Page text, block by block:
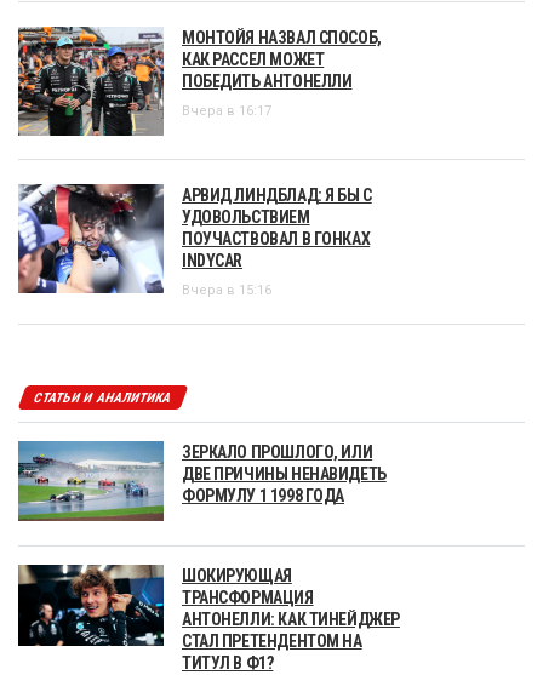
МОНТОЙЯ НАЗВАЛ СПОСОБ,
КАК РАССЕЛ МОЖЕТ
ПОБЕДИТЬ АНТОНЕЛЛИ
Вчера в 16:17
АРВИД ЛИНДБЛАД: Я БЫ С
УДОВОЛЬСТВИЕМ
ПОУЧАСТВОВАЛ В ГОНКАХ
INDYCAR
Вчера в 15:16
СТАТЬИ И АНАЛИТИКА
ЗЕРКАЛО ПРОШЛОГО, ИЛИ
ДВЕ ПРИЧИНЫ НЕНАВИДЕТЬ
ФОРМУЛУ 1 1998 ГОДА
ШОКИРУЮЩАЯ
ТРАНСФОРМАЦИЯ
АНТОНЕЛЛИ: КАК ТИНЕЙДЖЕР
СТАЛ ПРЕТЕНДЕНТОМ НА
ТИТУЛ В Ф1?